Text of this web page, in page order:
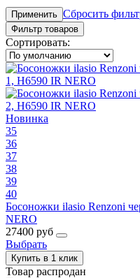
Применить Сбросить
Фильтр товаров
Сортировать:
Новинка
35
36
37
38
39
40
Босоножки ilasio Renzoni
NERO
27400 руб
Выбрать
Купить в 1 клик
Товар распродан